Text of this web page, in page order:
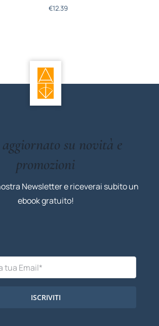
€12.39
aggiornato su novità e
promozioni
Newsletter e riceverai subito un
ebook gratuito!
ISCRIVITI